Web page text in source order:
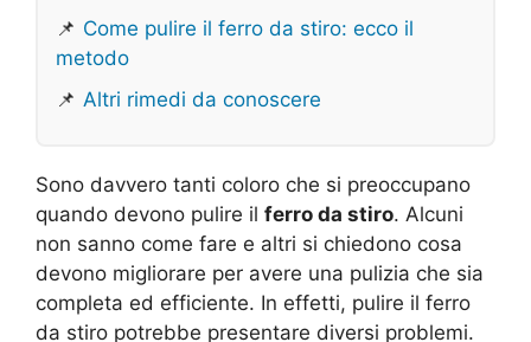
📌 Come pulire il ferro da stiro: ecco il
metodo
📌 Altri rimedi da conoscere
Sono davvero tanti coloro che si preoccupano
quando devono pulire il ferro da stiro. Alcuni
non sanno come fare e altri si chiedono cosa
devono migliorare per avere una pulizia che sia
completa ed efficiente. In effetti, pulire il ferro
da stiro potrebbe presentare diversi problemi.